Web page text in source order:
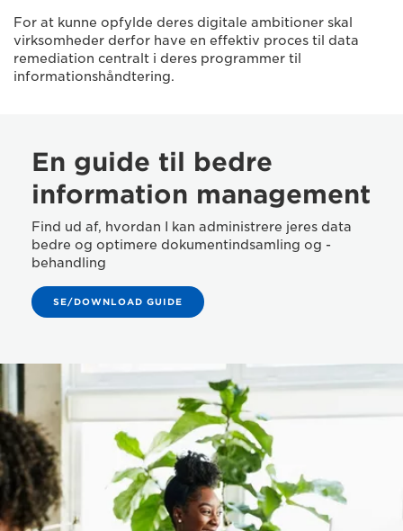
For at kunne opfylde deres digitale ambitioner skal
virksomheder derfor have en effektiv proces til data
remediation centralt i deres programmer til
informationshåndtering.
En guide til bedre
information management
Find ud af, hvordan I kan administrere jeres data
bedre og optimere dokumentindsamling og -
behandling
SE/DOWNLOAD GUIDE